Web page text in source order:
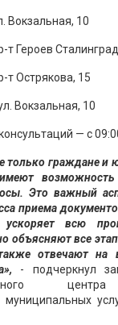
Вокзальная, 10
Героев
Острякова, 15
Вокзальная, 10
— с
только граждане и
возможность
Это важный
приема
всю
объясняют все
отвечают на
- подчеркнул
муниципальных